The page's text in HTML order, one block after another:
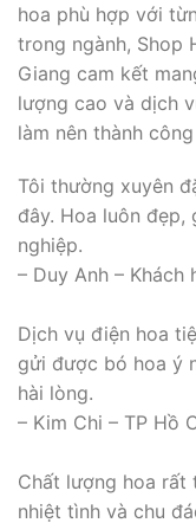
hoa phù hợp với
trong ngành, Shop
Giang cam kết
lượng cao và dịch
làm nên thành
Tôi thường xuyên
đây. Hoa luôn đẹp,
nghiệp.
– Duy Anh – Khách
Dịch vụ điện hoa
gửi được bó hoa ý
hài lòng.
– Kim Chi – TP Hồ
Chất lượng hoa rất
nhiệt tình và chu